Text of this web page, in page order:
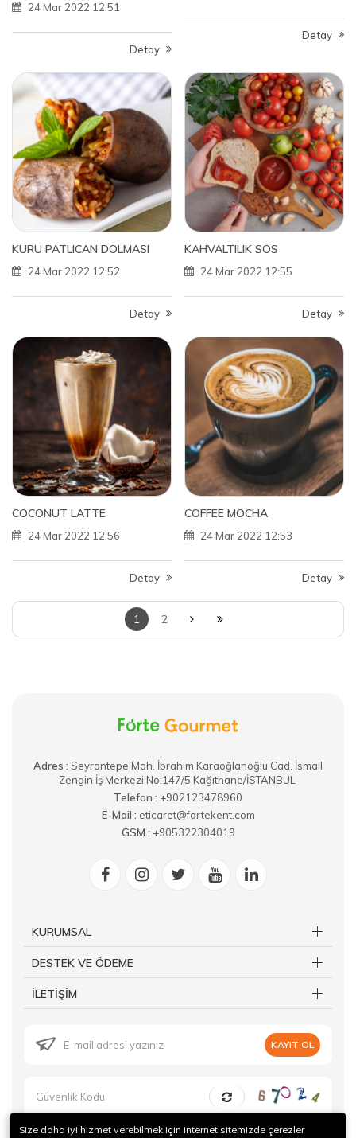
24 Mar 2022 12:51
Detay
Detay
KURU PATLICAN DOLMASI
24 Mar 2022 12:52
Detay
KAHVALTILIK SOS
24 Mar 2022 12:55
Detay
COCONUT LATTE
24 Mar 2022 12:56
Detay
COFFEE MOCHA
24 Mar 2022 12:53
Detay
1 2
Adres : ​Seyrantepe Mah. İbrahim Karaoğlanoğlu Cad. İsmail
Zengin İş Merkezi No:147/5 Kağıthane/İSTANBUL
Telefon : +902123478960
E-Mail : eticaret@fortekent.com
GSM : +905322304019
KURUMSAL
DESTEK VE ÖDEME
İLETİŞİM
KAYIT OL
Size daha iyi hizmet verebilmek için internet sitemizde çerezler